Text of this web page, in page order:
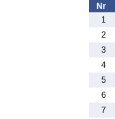
Nr
1
2
3
4
5
6
7